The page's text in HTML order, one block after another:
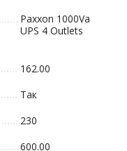
Paxxon 1000Va
UPS 4 Outlets
162.00
Так
230
600.00